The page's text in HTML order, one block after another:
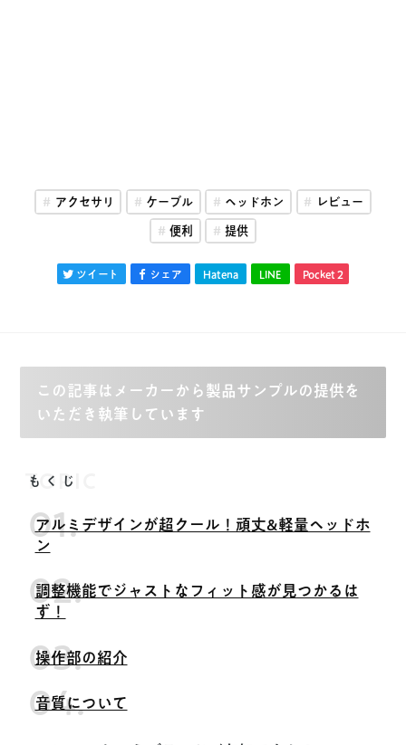
アクセサリ ケーブル ヘッドホン レビュー
便利 提供
ツイート シェア Hatena LINE Pocket2
この記事はメーカーから製品サンプルの提供を
いただき執筆しています
TOPIC
もくじ
アルミデザインが超クール！頑丈&軽量ヘッドホ
ン
調整機能でジャストなフィット感が見つかるは
ず！
操作部の紹介
音質について